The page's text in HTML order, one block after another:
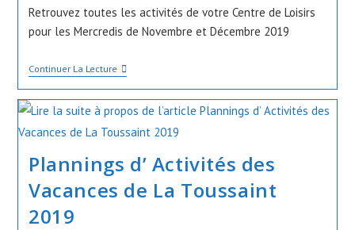
Retrouvez toutes les activités de votre Centre de Loisirs
pour les Mercredis de Novembre et Décembre 2019
Continuer La LecturePlannings
D’Activités
Des
Mercredis
De
Novembre
Décembre
2019
Plannings d’ Activités des
Vacances de La Toussaint
2019